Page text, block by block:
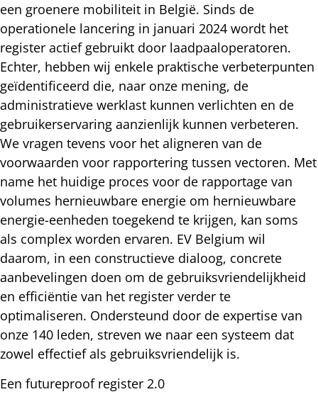
een groenere mobiliteit in België. Sinds de
operationele lancering in januari 2024 wordt het
register actief gebruikt door laadpaaloperatoren.
Echter, hebben wij enkele praktische verbeterpunten
geïdentificeerd die, naar onze mening, de
administratieve werklast kunnen verlichten en de
gebruikerservaring aanzienlijk kunnen verbeteren.
We vragen tevens voor het aligneren van de
voorwaarden voor rapportering tussen vectoren. Met
name het huidige proces voor de rapportage van
volumes hernieuwbare energie om hernieuwbare
energie-eenheden toegekend te krijgen, kan soms
als complex worden ervaren. EV Belgium wil
daarom, in een constructieve dialoog, concrete
aanbevelingen doen om de gebruiksvriendelijkheid
en efficiëntie van het register verder te
optimaliseren. Ondersteund door de expertise van
onze 140 leden, streven we naar een systeem dat
zowel effectief als gebruiksvriendelijk is.
Een futureproof register 2.0